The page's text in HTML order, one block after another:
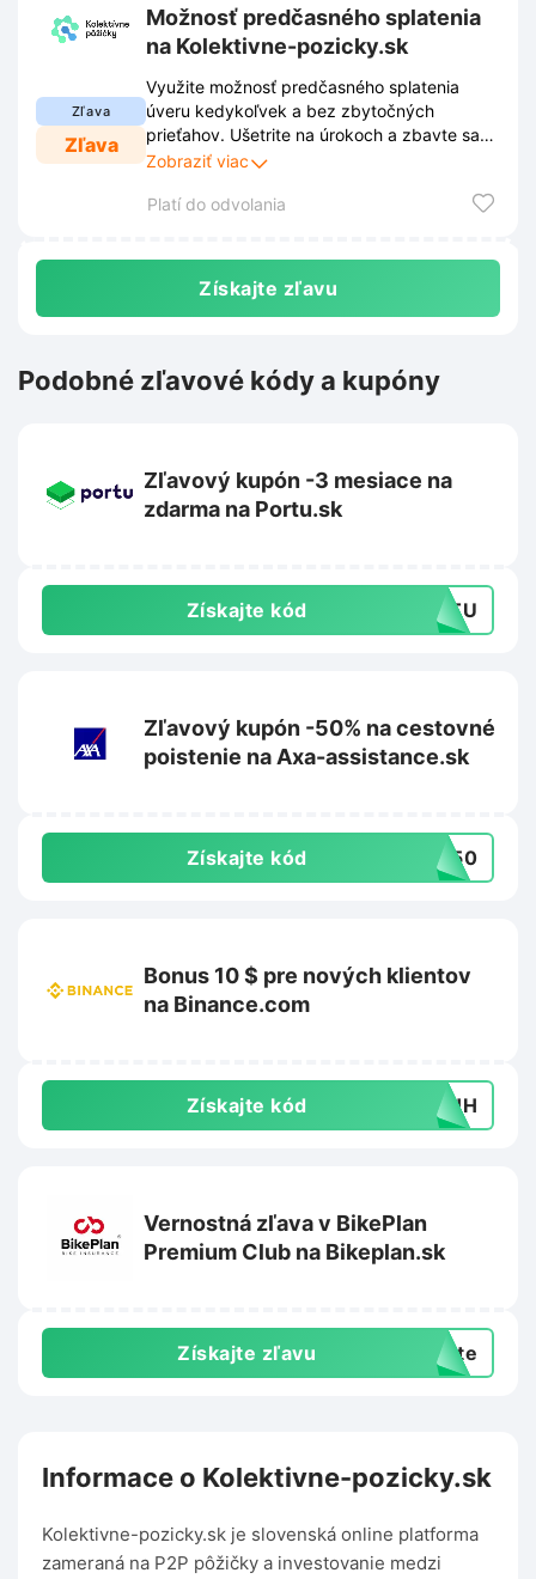
Zľava
Zľava
Možnosť predčasného splatenia
na Kolektivne-pozicky.sk
Využite možnosť predčasného splatenia
úveru kedykoľvek a bez zbytočných
prieťahov. Ušetrite na úrokoch a zbavte sa
svojho záväzku na Kolektivne-pozicky.sk
Zobraziť viac
Platí do odvolania
Získajte zľavu
Podobné zľavové kódy a kupóny
Zľavový kupón -3 mesiace na
zdarma na Portu.sk
Získajte kód ORTU
Zľavový kupón -50% na cestovné
poistenie na Axa-assistance.sk
Získajte kód SK50
Bonus 10 $ pre nových klientov
na Binance.com
Získajte kód 66HH
Vernostná zľava v BikePlan
Premium Club na Bikeplan.sk
Získajte zľavu exte
Informace o Kolektivne-pozicky.sk
Kolektivne-pozicky.sk je slovenská online platforma
zameraná na P2P pôžičky a investovanie medzi